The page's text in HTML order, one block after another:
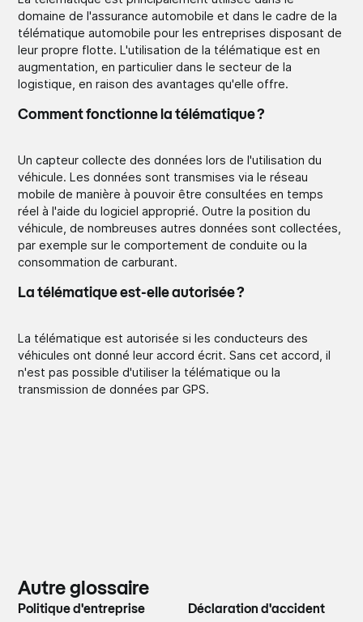
domaine de l'assurance automobile et dans le cadre de la
télématique automobile pour les entreprises disposant de
leur propre flotte. L'utilisation de la télématique est en
augmentation, en particulier dans le secteur de la
logistique, en raison des avantages qu'elle offre.
Comment fonctionne la télématique ?
Un capteur collecte des données lors de l'utilisation du
véhicule. Les données sont transmises via le réseau
mobile de manière à pouvoir être consultées en temps
réel à l'aide du logiciel approprié. Outre la position du
véhicule, de nombreuses autres données sont collectées,
par exemple sur le comportement de conduite ou la
consommation de carburant.
La télématique est-elle autorisée ?
La télématique est autorisée si les conducteurs des
véhicules ont donné leur accord écrit. Sans cet accord, il
n'est pas possible d'utiliser la télématique ou la
transmission de données par GPS.
Autre glossaire
Politique d'entreprise Déclaration d'accident